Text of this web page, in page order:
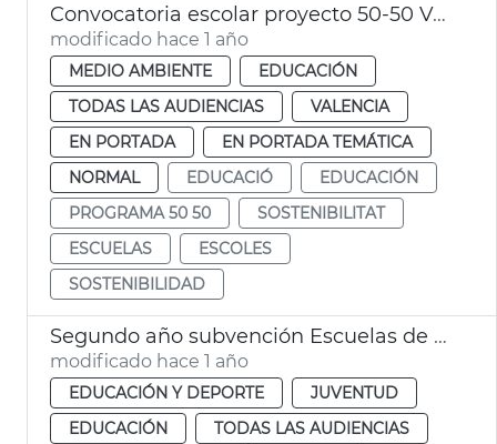
Convocatoria escolar proyecto 50-50 València
modificado hace 1 año
MEDIO AMBIENTE
EDUCACIÓN
TODAS LAS AUDIENCIAS
VALENCIA
EN PORTADA
EN PORTADA TEMÁTICA
NORMAL
EDUCACIÓ
EDUCACIÓN
PROGRAMA 50 50
SOSTENIBILITAT
ESCUELAS
ESCOLES
SOSTENIBILIDAD
Segundo año subvención Escuelas de Pascua 2025
modificado hace 1 año
EDUCACIÓN Y DEPORTE
JUVENTUD
EDUCACIÓN
TODAS LAS AUDIENCIAS